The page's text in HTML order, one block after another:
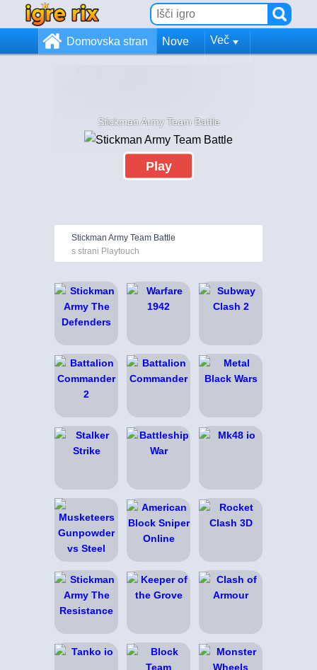
Domovska stran Nove Več
Stickman Army Team Battle
Play
Stickman Army Team Battle
s strani Playtouch